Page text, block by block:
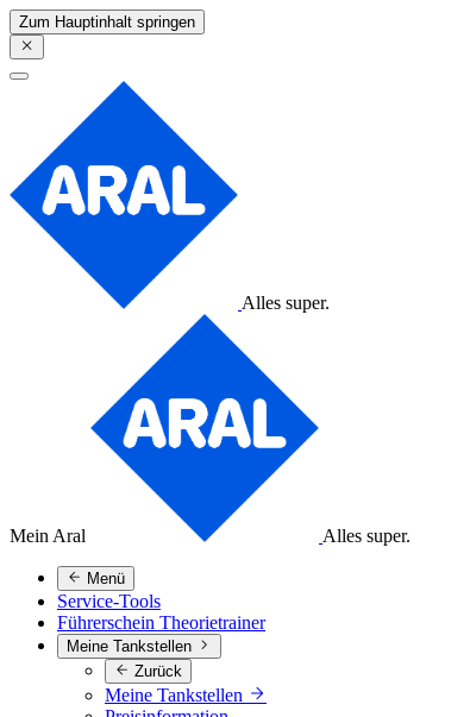
Zum Hauptinhalt springen
Alles super.
Mein Aral Alles super.
Menü
Service-Tools
Führerschein Theorietrainer
Meine Tankstellen
Zurück
Meine Tankstellen